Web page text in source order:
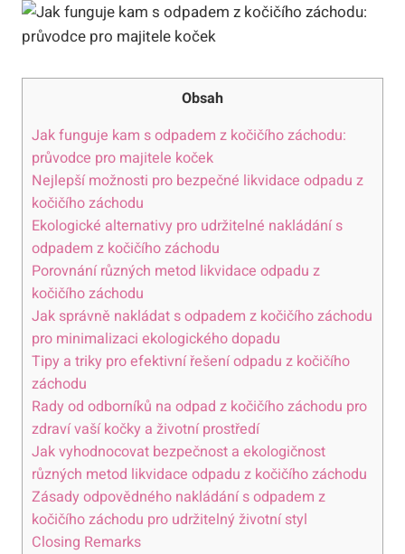
Obsah
Jak funguje kam s odpadem z kočičího záchodu:
průvodce pro majitele koček
Nejlepší možnosti pro bezpečné likvidace odpadu z
kočičího záchodu
Ekologické alternativy pro udržitelné nakládání s
odpadem z kočičího záchodu
Porovnání různých metod likvidace odpadu z
kočičího záchodu
Jak správně nakládat s odpadem z kočičího záchodu
pro minimalizaci ekologického dopadu
Tipy a triky pro efektivní řešení odpadu z kočičího
záchodu
Rady od odborníků na odpad z kočičího záchodu pro
zdraví vaší kočky a životní prostředí
Jak vyhodnocovat bezpečnost a ekologičnost
různých metod likvidace odpadu z kočičího záchodu
Zásady odpovědného nakládání s odpadem z
kočičího záchodu pro udržitelný životní styl
Closing Remarks